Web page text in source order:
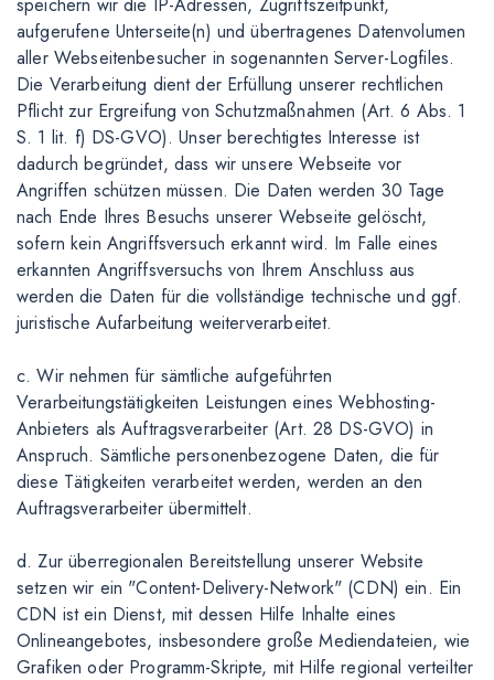
aufgerufene Unterseite(n) und übertragenes Datenvolumen
aller Webseitenbesucher in sogenannten Server-Logfiles.
Die Verarbeitung dient der Erfüllung unserer rechtlichen
Pflicht zur Ergreifung von Schutzmaßnahmen (Art. 6 Abs. 1
S. 1 lit. f) DS-GVO). Unser berechtigtes Interesse ist
dadurch begründet, dass wir unsere Webseite vor
Angriffen schützen müssen. Die Daten werden 30 Tage
nach Ende Ihres Besuchs unserer Webseite gelöscht,
sofern kein Angriffsversuch erkannt wird. Im Falle eines
erkannten Angriffsversuchs von Ihrem Anschluss aus
werden die Daten für die vollständige technische und ggf.
juristische Aufarbeitung weiterverarbeitet.
c. Wir nehmen für sämtliche aufgeführten
Verarbeitungstätigkeiten Leistungen eines Webhosting-
Anbieters als Auftragsverarbeiter (Art. 28 DS-GVO) in
Anspruch. Sämtliche personenbezogene Daten, die für
diese Tätigkeiten verarbeitet werden, werden an den
Auftragsverarbeiter übermittelt.
d. Zur überregionalen Bereitstellung unserer Website
setzen wir ein "Content-Delivery-Network" (CDN) ein. Ein
CDN ist ein Dienst, mit dessen Hilfe Inhalte eines
Onlineangebotes, insbesondere große Mediendateien, wie
Grafiken oder Programm-Skripte, mit Hilfe regional verteilter